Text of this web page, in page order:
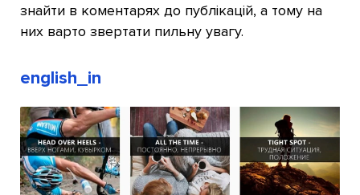
знайти в коментарях до публікацій, а тому на
них варто звертати пильну увагу.
english_in